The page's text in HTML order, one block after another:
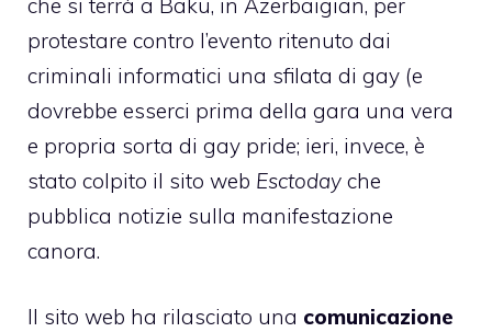
protestare contro l’evento ritenuto dai
criminali informatici una sfilata di gay (e
dovrebbe esserci prima della gara una vera
e propria sorta di gay pride; ieri, invece, è
stato colpito il sito web Esctoday che
pubblica notizie sulla manifestazione
canora.
Il sito web ha rilasciato una comunicazione